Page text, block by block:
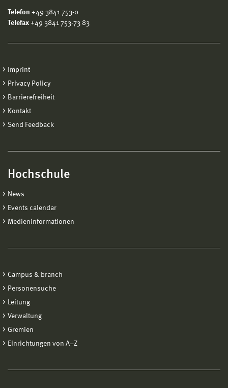
Telefon +49 3841 753-0
Telefax +49 3841 753-73 83
Imprint
Privacy Policy
Barrierefreiheit
Kontakt
Send Feedback
Hochschule
News
Events calendar
Medieninformationen
Campus & branch
Personensuche
Leitung
Verwaltung
Gremien
Einrichtungen von A−Z